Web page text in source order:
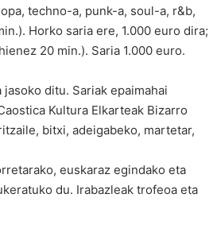
techno-a, punk-a, soul-a, r&b,
Horko saria ere, 1.000 euro dira;
20 min.). Saria 1.000 euro.
ditu. Sariak epaimahai
Kultura Elkarteak Bizarro
bitxi, adeigabeko, martetar,
euskaraz egindako eta
du. Irabazleak trofeoa eta